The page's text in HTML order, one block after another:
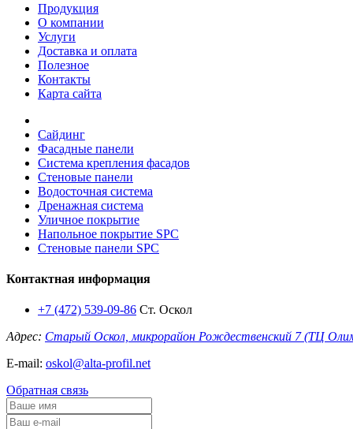
Продукция
О компании
Услуги
Доставка и оплата
Полезное
Контакты
Карта сайта
Сайдинг
Фасадные панели
Система крепления фасадов
Стеновые панели
Водосточная система
Дренажная система
Уличное покрытие
Напольное покрытие SPC
Стеновые панели SPC
Контактная информация
+7 (472) 539-09-86 Ст. Оскол
Адрес: Старый Оскол, микрорайон Рождественский 7 (ТЦ
E-mail: oskol@alta-profil.net
Обратная связь